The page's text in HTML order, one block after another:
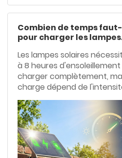
Combien de temps
pour charger les lampes
Les lampes solaires
à 8 heures
charger complètement,
charge dépend de
saison, de la capacité de
rendement du panneau.
ces facteurs permet de
nocturne fiable et une
globale de l'éclairage
l'année.